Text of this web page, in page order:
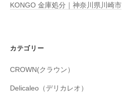
KONGO 金庫処分｜神奈川県川崎市
カテゴリー
CROWN(クラウン）
Delicaleo（デリカレオ）